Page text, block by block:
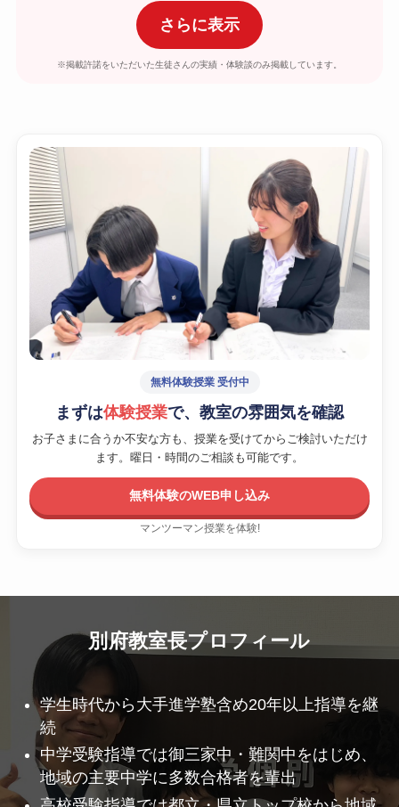
さらに表示
※掲載許諾をいただいた生徒さんの実績・体験談のみ掲載しています。
無料体験授業 受付中
まずは体験授業で、教室の雰囲気を確認
お子さまに合うか不安な方も、授業を受けてからご検討いただけ
ます。曜日・時間のご相談も可能です。
無料体験のWEB申し込み
マンツーマン授業を体験!
別府教室長プロフィール
学生時代から大手進学塾含め20年以上指導を継
続
中学受験指導では御三家中・難関中をはじめ、
地域の主要中学に多数合格者を輩出